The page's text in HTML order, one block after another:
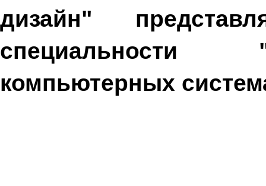
дизайн"
специальности
компьютерных